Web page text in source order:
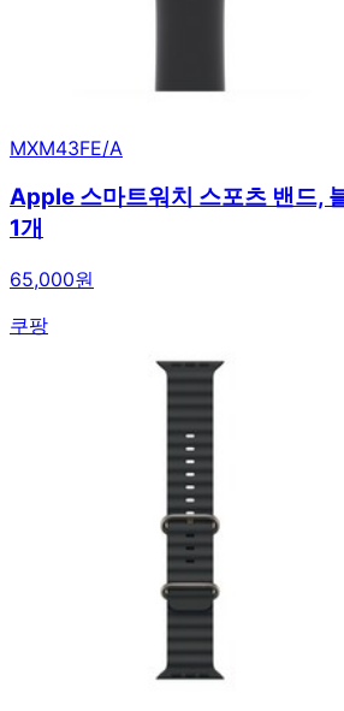
MXM43FE/A
Apple 스마트워치 스포츠 밴드,
1개
65,000원
쿠팡